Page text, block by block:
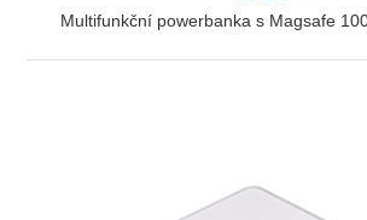
Multifunkční powerbanka s Magsafe